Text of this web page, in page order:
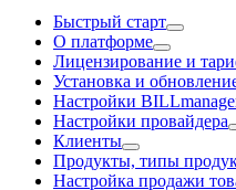
Быстрый старт
О платформе
Лицензирование и
Установка и
Настройки
Настройки провайдера
Клиенты
Продукты, типы
Настройка продажи